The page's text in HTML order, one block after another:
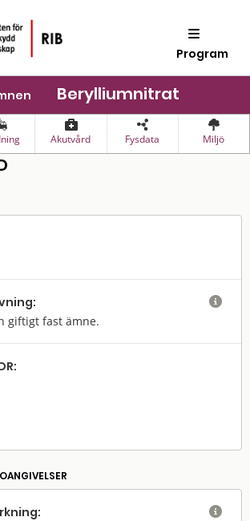
Program
Berylliumnitrat
Akutvård Fysdata Miljö
giftigt fast ämne.

